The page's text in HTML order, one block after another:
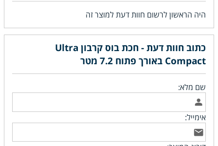
היה הראשון לרשום חוות דעת למוצר זה
כתוב חוות דעת - חכת בוס קרבון Ultra
Compact באורך פתוח 7.2 מטר
שם מלא:
אימייל: